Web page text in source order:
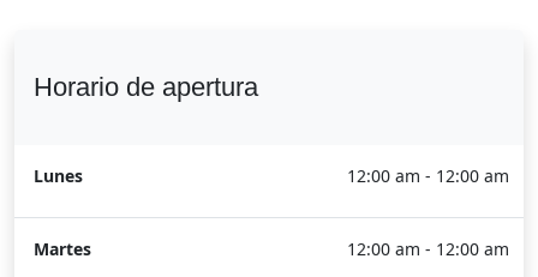
Horario de apertura
Lunes 12:00 am - 12:00 am
Martes 12:00 am - 12:00 am